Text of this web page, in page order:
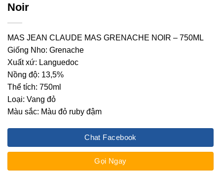
Noir
MAS JEAN CLAUDE MAS GRENACHE NOIR – 750ML
Giống Nho: Grenache
Xuất xứ: Languedoc
Nồng độ: 13,5%
Thể tích: 750ml
Loại: Vang đỏ
Màu sắc: Màu đỏ ruby đậm
Chat Facebook
Gọi Ngay